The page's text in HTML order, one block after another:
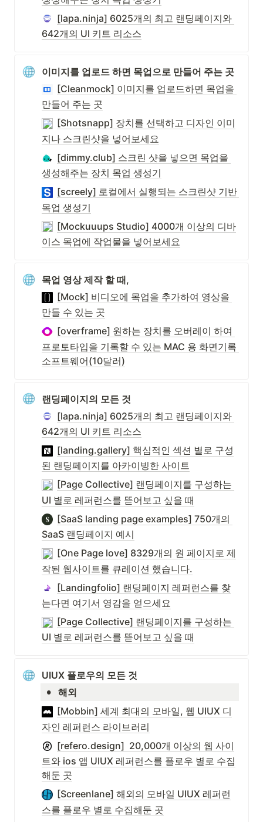
[lapa.ninja] 6025개의 최고 랜딩페이지와
642개의 UI 키트 리소스
이미지를 업로드 하면 목업으로 만들어 주는 곳
[Cleanmock] 이미지를 업로드하면 목업을
만들어 주는 곳
[Shotsnapp] 장치를 선택하고 디자인 이미
지나 스크린샷을 넣어보세요
[dimmy.club] 스크린 샷을 넣으면 목업을
생성해주는 장치 목업 생성기
[screely] 로컬에서 실행되는 스크린샷 기반
목업 생성기
[Mockuuups Studio] 4000개 이상의 디바
이스 목업에 작업물을 넣어보세요
목업 영상 제작 할 때,
[Mock] 비디오에 목업을 추가하여 영상을
만들 수 있는 곳
[overframe] 원하는 장치를 오버레이 하여
프로토타입을 기록할 수 있는 MAC 용 화면기록
소프트웨어(10달러)
랜딩페이지의 모든 것
[lapa.ninja] 6025개의 최고 랜딩페이지와
642개의 UI 키트 리소스
[landing.gallery] 핵심적인 섹션 별로 구성
된 랜딩페이지를 아카이빙한 사이트
[Page Collective] 랜딩페이지를 구성하는
UI 별로 레퍼런스를 뜯어보고 싶을 때
[SaaS landing page examples] 750개의
SaaS 랜딩페이지 예시
[One Page love] 8329개의 원 페이지로 제
작된 웹사이트를 큐레이션 했습니다.
[Landingfolio] 랜딩페이지 레퍼런스를 찾
는다면 여기서 영감을 얻으세요
[Page Collective] 랜딩페이지를 구성하는
UI 별로 레퍼런스를 뜯어보고 싶을 때
UIUX 플로우의 모든 것
• 해외
[Mobbin] 세계 최대의 모바일, 웹 UIUX 디
자인 레퍼런스 라이브러리
[refero.design]  20,000개 이상의 웹 사이
트와 ios 앱 UIUX 레퍼런스를 플로우 별로 수집
해둔 곳
[Screenlane] 해외의 모바일 UIUX 레퍼런
스를 플로우 별로 수집해둔 곳